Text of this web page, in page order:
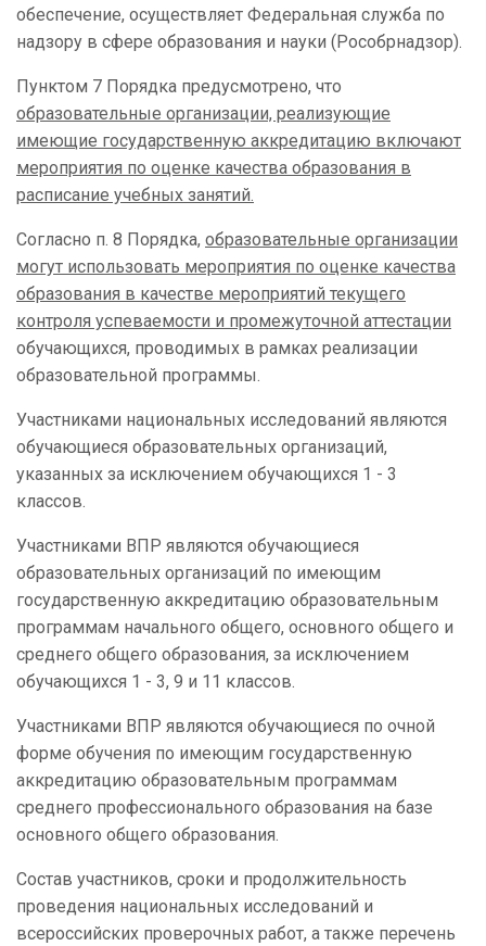
обеспечение, осуществляет Федеральная служба по
надзору в сфере образования и науки (Рособрнадзор).
Пунктом 7 Порядка предусмотрено, что
образовательные организации, реализующие
имеющие государственную аккредитацию включают
мероприятия по оценке качества образования в
расписание учебных занятий.
Согласно п. 8 Порядка, образовательные организации
могут использовать мероприятия по оценке качества
образования в качестве мероприятий текущего
контроля успеваемости и промежуточной аттестации
обучающихся, проводимых в рамках реализации
образовательной программы.
Участниками национальных исследований являются
обучающиеся образовательных организаций,
указанных за исключением обучающихся 1 - 3
классов.
Участниками ВПР являются обучающиеся
образовательных организаций по имеющим
государственную аккредитацию образовательным
программам начального общего, основного общего и
среднего общего образования, за исключением
обучающихся 1 - 3, 9 и 11 классов.
Участниками ВПР являются обучающиеся по очной
форме обучения по имеющим государственную
аккредитацию образовательным программам
среднего профессионального образования на базе
основного общего образования.
Состав участников, сроки и продолжительность
проведения национальных исследований и
всероссийских проверочных работ, а также перечень